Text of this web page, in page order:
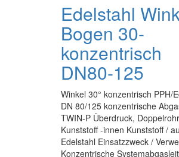
Edelstahl
Bogen 30-
konzentrisch
DN80-125
Winkel 30° konzentrisch PPH/
DN 80/125 konzentrische
TWIN-P Überdruck,
Kunststoff -innen Kunststoff /
Edelstahl Einsatzzweck /
Konzentrische